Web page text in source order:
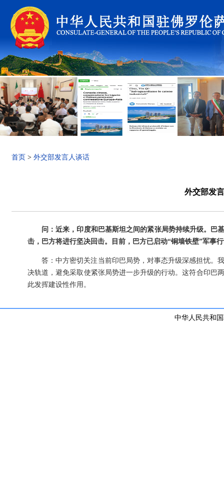
首页 > 外交部发言人谈话
外交部发
问：近来，印度和巴基斯坦之间的紧张局势持续升级。巴
击，巴方将进行坚决回击。目前，巴方已启动“铜墙铁壁”军事
答：中方密切关注当前印巴局势，对事态升级深感担忧。
决轨道，避免采取使紧张局势进一步升级的行动。这符合印巴
此发挥建设性作用。
中华人民共和